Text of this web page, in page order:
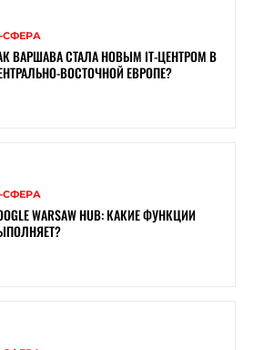
СФЕРА
ВАРШАВА СТАЛА НОВЫМ IT-ЦЕНТРОМ В
ВОСТОЧНОЙ ЕВРОПЕ?
СФЕРА
WARSAW HUB: КАКИЕ ФУНКЦИИ